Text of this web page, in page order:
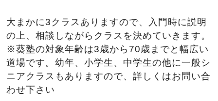
大まかに3クラスありますので、入門時に説明
の上、相談しながらクラスを決めていきます。
※葵塾の対象年齢は3歳から70歳までと幅広い
道場です。幼年、小学生、中学生の他に一般シ
ニアクラスもありますので、詳しくはお問い合
わせ下さい